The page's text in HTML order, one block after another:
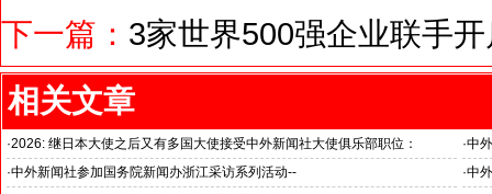
下一篇： 3家世界500强企业联手
相关文章
·2026: 继日本大使之后又有多国大使接受中外新闻社大使俱乐部职位：
国之交在于民相亲, 民相亲在于心相通
·中
·中外新闻社参加国务院新闻办浙江采访系列活动--
·中